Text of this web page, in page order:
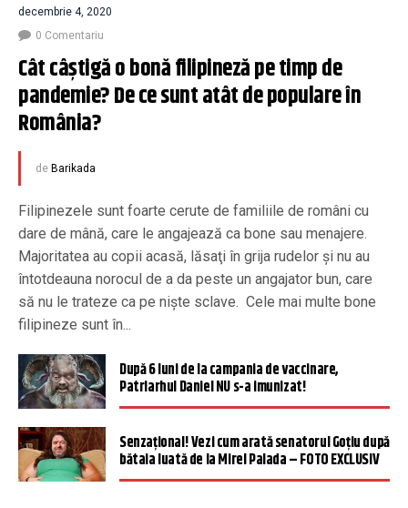
decembrie 4, 2020
0 Comentariu
Cât câștigă o bonă filipineză pe timp de
pandemie? De ce sunt atât de populare în
România?
de Barikada
Filipinezele sunt foarte cerute de familiile de români cu
dare de mână, care le angajează ca bone sau menajere.
Majoritatea au copii acasă, lăsaţi în grija rudelor şi nu au
întotdeauna norocul de a da peste un angajator bun, care
să nu le trateze ca pe nişte sclave. Cele mai multe bone
filipineze sunt în...
După 6 luni de la campania de vaccinare,
Patriarhul Daniel NU s-a imunizat!
Senzațional! Vezi cum arată senatorul Goțiu după
bătaia luată de la Mirel Palada – FOTO EXCLUSIV